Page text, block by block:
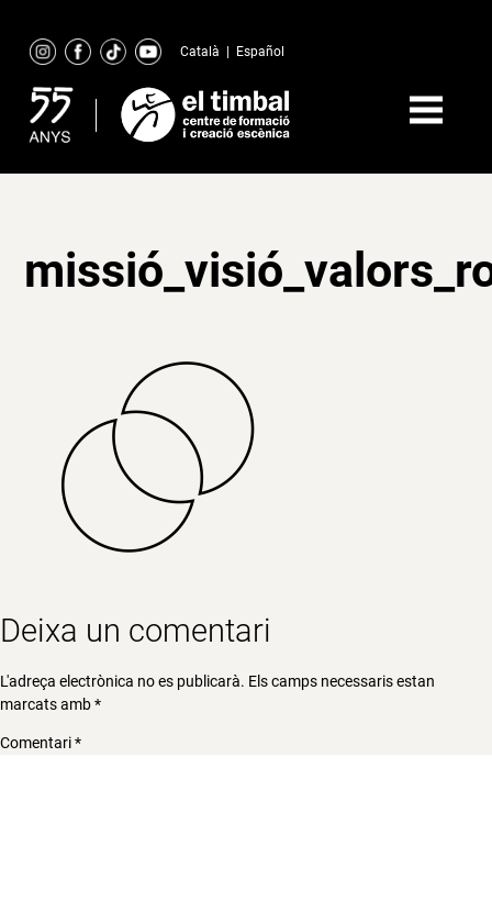
content
Català Español
Deixa un comentari
L'adreça electrònica no es publicarà. Els camps necessaris estan
marcats amb*
Comentari*